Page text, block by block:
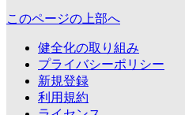
このページの上部へ
健全化の取り組み
プライバシーポリシー
新規登録
利用規約